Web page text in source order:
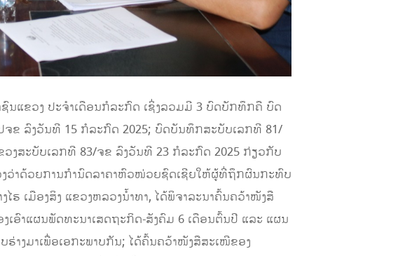
ນແຂວງ ປະຈໍາເດືອນກໍລະກົດ ເຊິ່ງລວມມີ 3 ບົດບັກທຶກຄື ບົດ
ຂ ລົງວັນທີ 15 ກໍລະກົດ 2025; ບົດບັນທຶກສະບັບເລກທີ 81/
ງສະບັບເລກທີ 83/ຈຂ ລົງວັນທີ 23 ກໍລະກົດ 2025 ກ່ຽວກັບ
ງວ່າດ້ວຍການກຳນົດລາຄາຫົວໜ່ວຍຊົດເຊີຍໃຫ້ຜູ້ທີ່ຖຶກຜົນກະທົບ
ຮ ເມືອງສິງ ແຂວງຫລວງນໍ້າທາ, ໄດ້ພິຈາລະນາຄົ້ນຄວ້າໜັງສື
ເອົາແຜນພັດທະນາເສດຖະກິດ-ສັງຄົມ 6 ເດືອນຕົ້ນປີ ແລະ ແຜນ
າງມາເພື່ອເອກະພາບກັນ; ໄດ້ຄົ້ນຄວ້າໜັງສືສະເໜີຂອງ